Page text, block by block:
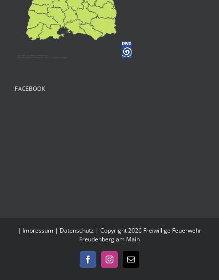
FACEBOOK
| Impressum | Datenschutz | Copyright 2026 Freiwillige Feuerwehr
Freudenberg am Main
FacebookInstagram
E-
Mail